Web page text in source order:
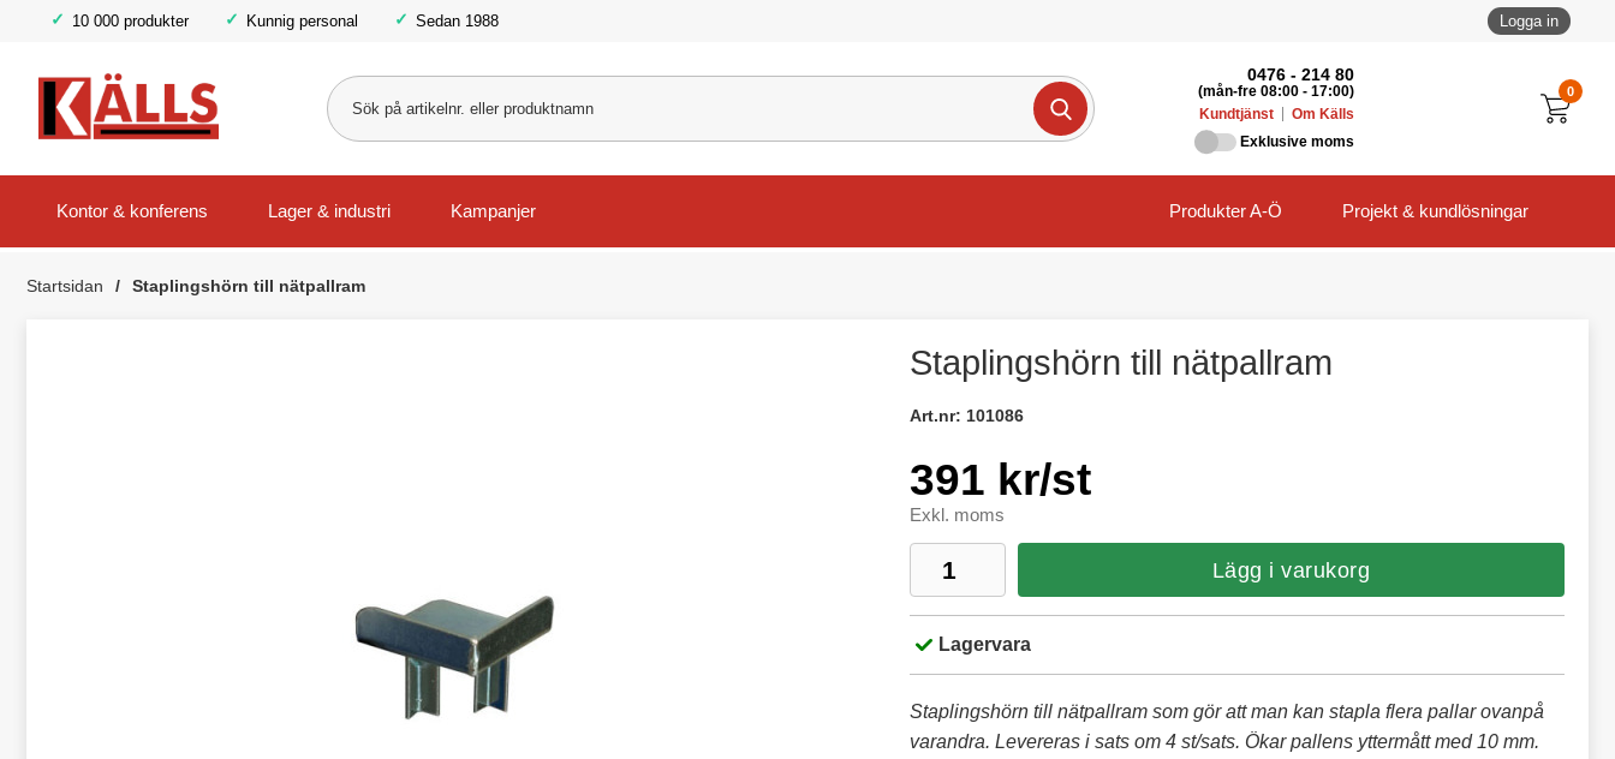
10 000 produkter Kunnig personal Sedan 1988 Logga in
0
0476 - 214 80
(mån-fre 08:00 - 17:00)
Kundtjänst
Om Källs
Exklusive moms
Kontor & konferens Lager & industri Kampanjer Produkter A-Ö Projekt & kundlösningar
Startsidan Staplingshörn till nätpallram
Staplingshörn till nätpallram
Art.nr: 101086
391 kr/st
Exkl. moms
Lägg i varukorg
Lagervara
Staplingshörn till nätpallram som gör att man kan stapla flera pallar ovanpå
varandra. Levereras i sats om 4 st/sats. Ökar pallens yttermått med 10 mm.